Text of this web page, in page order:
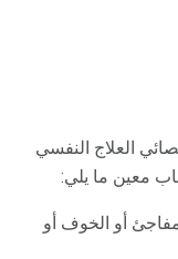
العلاج النفسي
معين ما يلي:
أو الخوف أو